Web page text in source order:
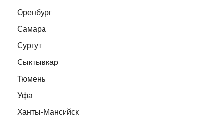
Оренбург
Самара
Сургут
Сыктывкар
Тюмень
Уфа
Ханты-Мансийск